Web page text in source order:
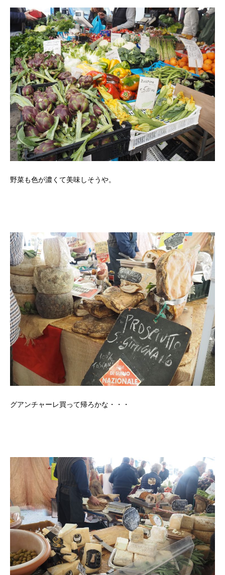
野菜も色が濃くて美味しそうや。
グアンチャーレ買って帰ろかな・・・